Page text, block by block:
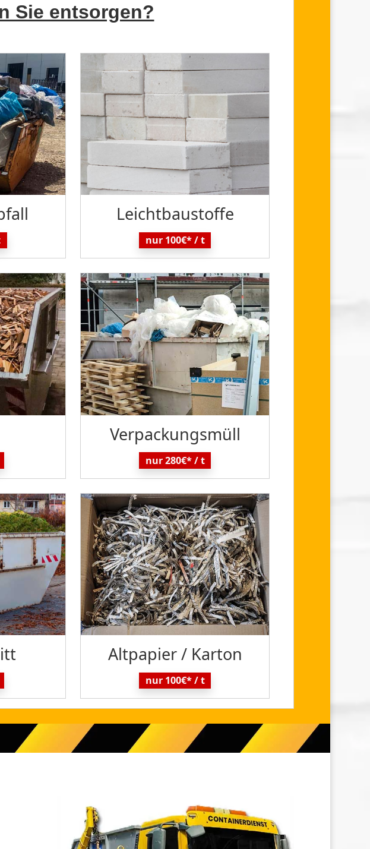
Sie entsorgen?
Leichtbaustoffe
nur 100€* / t
Verpackungsmüll
nur 280€* / t
Altpapier / Karton
nur 100€* / t